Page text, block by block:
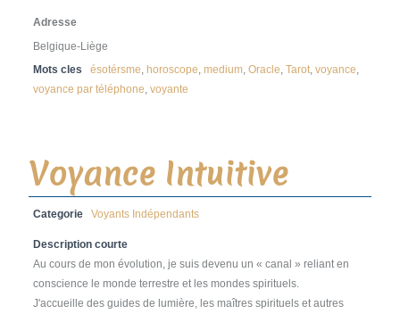
Adresse
Belgique-Liège
Mots cles
ésotérsme horoscope medium Oracle Tarot voyance
voyance par téléphone voyante
Voyance Intuitive
Categorie Voyants Indépendants
Description courte
Au cours de mon évolution, je suis devenu un « canal » reliant en
conscience le monde terrestre et les mondes spirituels.
J'accueille des guides de lumière, les maîtres spirituels et autres